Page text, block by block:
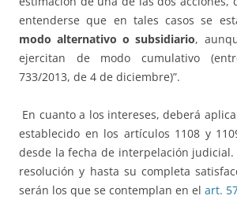
entenderse que en tales casos se
modo alternativo o subsidiario,
ejercitan de modo cumulativo
733/2013, de 4 de diciembre)”.
En cuanto a los intereses, deberá
establecido en los artículos 1108 y
desde la fecha de interpelación judicial.
resolución y hasta su completa
serán los que se contemplan en el art.